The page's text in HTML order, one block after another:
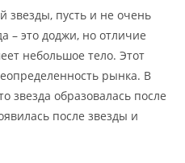
звезды, пусть и не очень
– это доджи, но отличие
небольшое тело. Этот
рынка. В
звезда образовалась после
после звезды и